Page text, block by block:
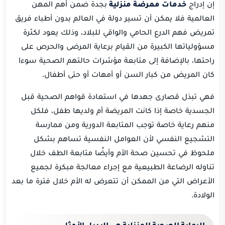
إن إدراج خدمات ممرضة منزلية بجدة ضمن أهم المهن
العالمية فلا يمكن أن تسير دولة في العالم بدون أطباء فريق
تمريض فهم الدرع الحامي والواقي للبلاد، وذلك يعود لكثرة
مسؤولياتها الكبيرة من القيام برعاية المرضى والحرص على
راحتها، بالإضافة إلى متابعة مؤشرات حالتهم الصحية سوءا
كان المريض من كبار السن أو أمهات أو حتى أطفال.
فهي تبذل قصارى جهدها في استعادة قواهم الصحية قبل
الجسدية خاصة إذا كانت المريضة أم ولديها طفل، فلكل
منهم رعاية خاصة توجب المتابعة الدورية ومن ممارسة
التشجيع النفسي لأن العوامل النفسية تساهم بشكل
ملحوظ في تحسين صحة الأم وأيضًا متابعة الطف خلال
تناوله الرضاعة الطبيعية مع إجراء معالجة مبكرة لجميع
الأعراض التي من الممكن أن تتعرض له الأم خلال فترة ما بعد
الولادة.